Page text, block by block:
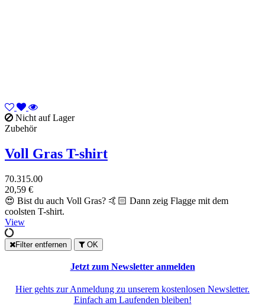
Nicht auf Lager
Zubehör
Voll Gras T-shirt
70.315.00
20,59 €
😍 Bist du auch Voll Gras? 🤙🏻 Dann zeig Flagge mit dem
coolsten T-shirt.
View
Filter entfernen OK
Jetzt zum Newsletter anmelden
Hier gehts zur Anmeldung zu unserem kostenlosen Newsletter.
Einfach am Laufenden bleiben!